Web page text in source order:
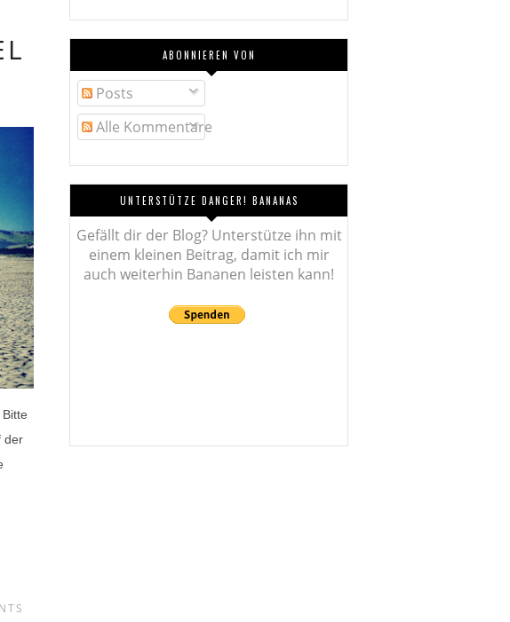
der
ABONNIEREN VON
Posts
Alle Kommentare
UNTERSTÜTZE DANGER! BANANAS
Gefällt dir der Blog? Unterstütze ihn mit
einem kleinen Beitrag, damit ich mir
auch weiterhin Bananen leisten kann!